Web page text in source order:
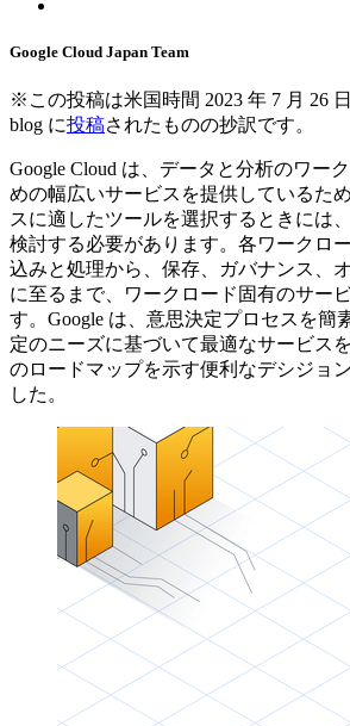
Google Cloud Japan Team
※この投稿は米国時間 2023 年 7 月 26
blog に投稿されたものの抄訳です。
Google Cloud は、データと分析のワー
めの幅広いサービスを提供しているた
スに適したツールを選択するときには
検討する必要があります。各ワークロ
込みと処理から、保存、ガバナンス、
に至るまで、ワークロード固有のサー
す。Google は、意思決定プロセスを簡
定のニーズに基づいて最適なサービス
のロードマップを示す便利なデシジョ
した。